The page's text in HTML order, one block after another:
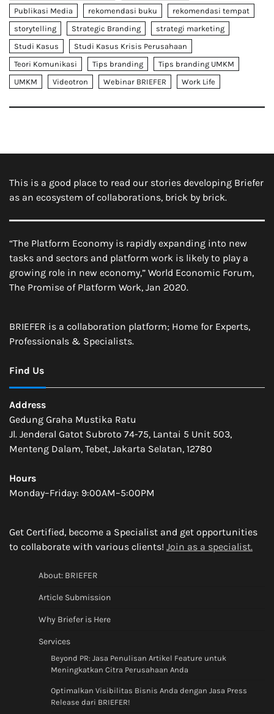
Publikasi Media
rekomendasi buku
rekomendasi tempat
storytelling
Strategic Branding
strategi marketing
Studi Kasus
Studi Kasus Krisis Perusahaan
Teori Komunikasi
Tips branding
Tips branding UMKM
UMKM
Videotron Webinar BRIEFER Work Life
This is a good place to read our stories developing Briefer
as an ecosystem of collaborations, brick by brick.
“The Platform Economy is rapidly expanding into new
tasks and sectors and platform work is likely to play a
growing role in new economy,” World Economic Forum,
The Promise of Platform Work, Jan 2020.
BRIEFER is a collaboration platform; Home for Experts,
Professionals & Specialists.
Find Us
Address
Gedung Graha Mustika Ratu
Jl. Jenderal Gatot Subroto 74-75, Lantai 5 Unit 503,
Menteng Dalam, Tebet, Jakarta Selatan, 12780
Hours
Monday–Friday: 9:00AM–5:00PM
Get Certified, become a Specialist and get opportunities
to collaborate with various clients! Join as a specialist.
About: BRIEFER
Article Submission
Why Briefer is Here
Services
Beyond PR: Jasa Penulisan Artikel Feature untuk
Meningkatkan Citra Perusahaan Anda
Optimalkan Visibilitas Bisnis Anda dengan Jasa Press
Release dari BRIEFER!